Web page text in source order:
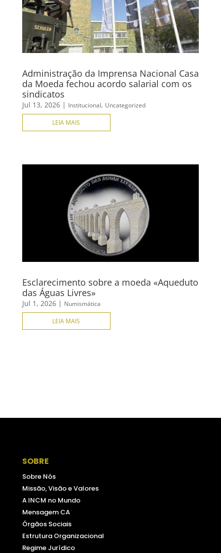
Administração da Imprensa Nacional Casa
da Moeda fechou acordo salarial com os
sindicatos
Jul 13, 2026| Institucional, Uncategorized
LEIA MAIS
Esclarecimento sobre a moeda «Aqueduto
das Águas Livres»
Jul 1, 2026| Numismática
LEIA MAIS
SOBRE
Sobre Nós
Missão, Visão e Valores
A INCM no Mundo
Mensagem CA
Órgãos Sociais
Estrutura Organizacional
Regime Jurídico